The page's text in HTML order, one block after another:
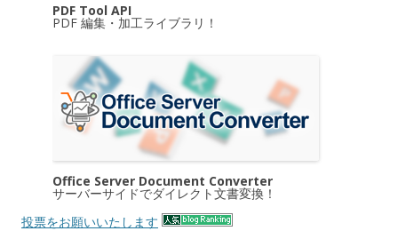
PDF Tool API
PDF 編集・加工ライブラリ！
Office Server Document Converter
サーバーサイドでダイレクト文書変換！
投票をお願いいたします